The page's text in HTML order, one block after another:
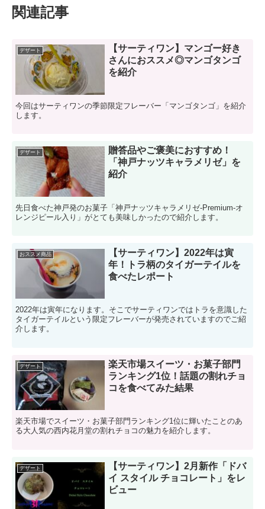
関連記事
デザート
【サーティワン】マンゴー好き
さんにおススメ◎マンゴタンゴ
を紹介
今回はサーティワンの季節限定フレーバー「マンゴタンゴ」を紹介
します。
デザート
贈答品やご褒美におすすめ！
「神戸ナッツキャラメリゼ」を
紹介
先日食べた神戸発のお菓子「神戸ナッツキャラメリゼ-Premium-オ
レンジピール入り」がとても美味しかったので紹介します。
おススメ商品
【サーティワン】2022年は寅
年！トラ柄のタイガーテイルを
食べたレポート
2022年は寅年になります。そこでサーティワンではトラを意識した
タイガーテイルという限定フレーバーが発売されていますのでご紹
介します。
デザート
楽天市場スイーツ・お菓子部門
ランキング1位！話題の割れチョ
コを食べてみた結果
楽天市場でスイーツ・お菓子部門ランキング1位に輝いたことのあ
る大人気の西内花月堂の割れチョコの魅力を紹介します。
デザート
【サーティワン】2月新作「ドバ
イ スタイル チョコレート」をレ
ビュー